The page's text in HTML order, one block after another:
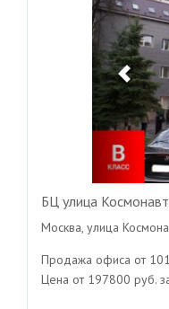
БЦ улица
Москва, улица
Продажа офиса от
Цена от 197800 руб.